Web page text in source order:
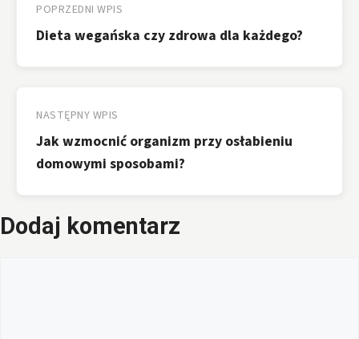
wpisu
POPRZEDNI WPIS
Dieta wegańska czy zdrowa dla każdego?
NASTĘPNY WPIS
Jak wzmocnić organizm przy osłabieniu
domowymi sposobami?
Dodaj komentarz